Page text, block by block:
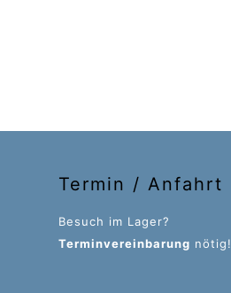
Termin / Anfahrt
Besuch im Lager?
Terminvereinbarung nötig!